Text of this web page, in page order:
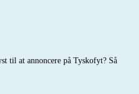
til at annoncere på Tyskofyt? Så